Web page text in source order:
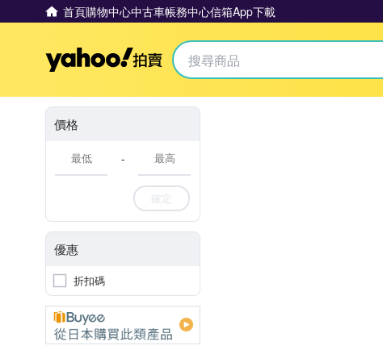
首頁購物中心中古車帳務中心信箱App下載
Yahoo拍賣
價格
-
確定
優惠
折扣碼